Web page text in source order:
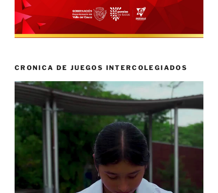
CRONICA DE JUEGOS INTERCOLEGIADOS
Reproductor
vídeo